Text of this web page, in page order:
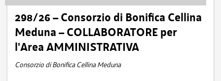
298/26 – Consorzio di Bonifica Cellina
Meduna – COLLABORATORE per
l'Area AMMINISTRATIVA
Consorzio di Bonifica Cellina Meduna